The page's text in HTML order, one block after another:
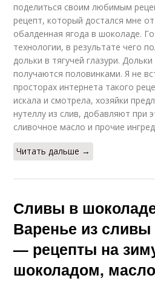
поделиться своим любимым
рецепт, который достался мне
обалденная ягода в шоколаде.
технологии, в результате чего
дольки в тягучей глазури.
получаются половинками. Я не
просторах интернета такого
искала и смотрела, хозяйки
нутеллу из слив, добавляют при
сливочное масло и прочие
Читать дальше →
Сливы в
Варенье из
— рецепты на
шоколадом,